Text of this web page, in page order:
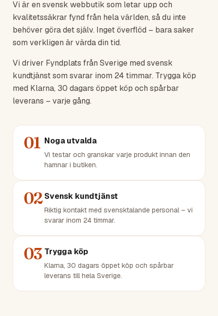
Vi är en svensk webbutik som letar upp och
kvalitetssäkrar fynd från hela världen, så du inte
behöver göra det själv. Inget överflöd – bara saker
som verkligen är värda din tid.
Vi driver Fyndplats från Sverige med svensk
kundtjänst som svarar inom 24 timmar. Trygga köp
med Klarna, 30 dagars öppet köp och spårbar
leverans – varje gång.
01 Noga utvalda
Vi testar och granskar varje produkt innan den
hamnar i butiken.
02 Svensk kundtjänst
Riktig kontakt med svensktalande personal – vi
svarar inom 24 timmar.
03 Trygga köp
Klarna, 30 dagars öppet köp och spårbar
leverans till hela Sverige.